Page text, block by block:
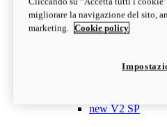
da CHF 13´990
Configura
newV2
da CHF 15´990
new V2 SP
migliorare la navigazione del sito,
marketing.
Cookie policy